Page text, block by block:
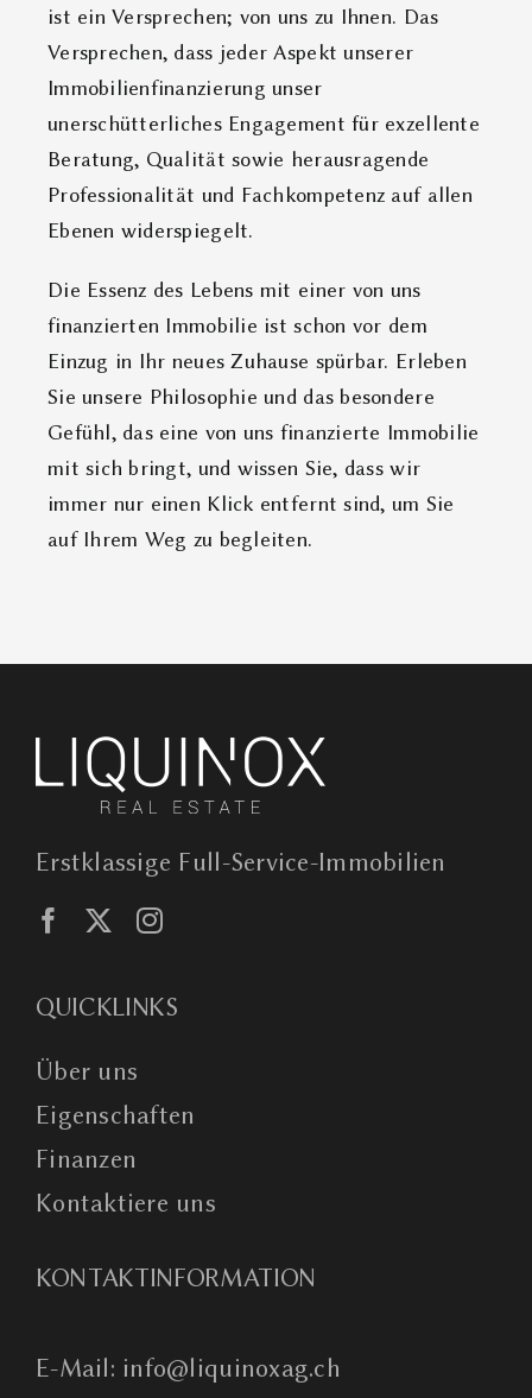
ist ein Versprechen; von uns zu Ihnen. Das
Versprechen, dass jeder Aspekt unserer
Immobilienfinanzierung unser
unerschütterliches Engagement für exzellente
Beratung, Qualität sowie herausragende
Professionalität und Fachkompetenz auf allen
Ebenen widerspiegelt.
Die Essenz des Lebens mit einer von uns
finanzierten Immobilie ist schon vor dem
Einzug in Ihr neues Zuhause spürbar. Erleben
Sie unsere Philosophie und das besondere
Gefühl, das eine von uns finanzierte Immobilie
mit sich bringt, und wissen Sie, dass wir
immer nur einen Klick entfernt sind, um Sie
auf Ihrem Weg zu begleiten.
Erstklassige Full-Service-Immobilien
QUICKLINKS
Über uns
Eigenschaften
Finanzen
Kontaktiere uns
KONTAKTINFORMATION
E-Mail: info@liquinoxag.ch